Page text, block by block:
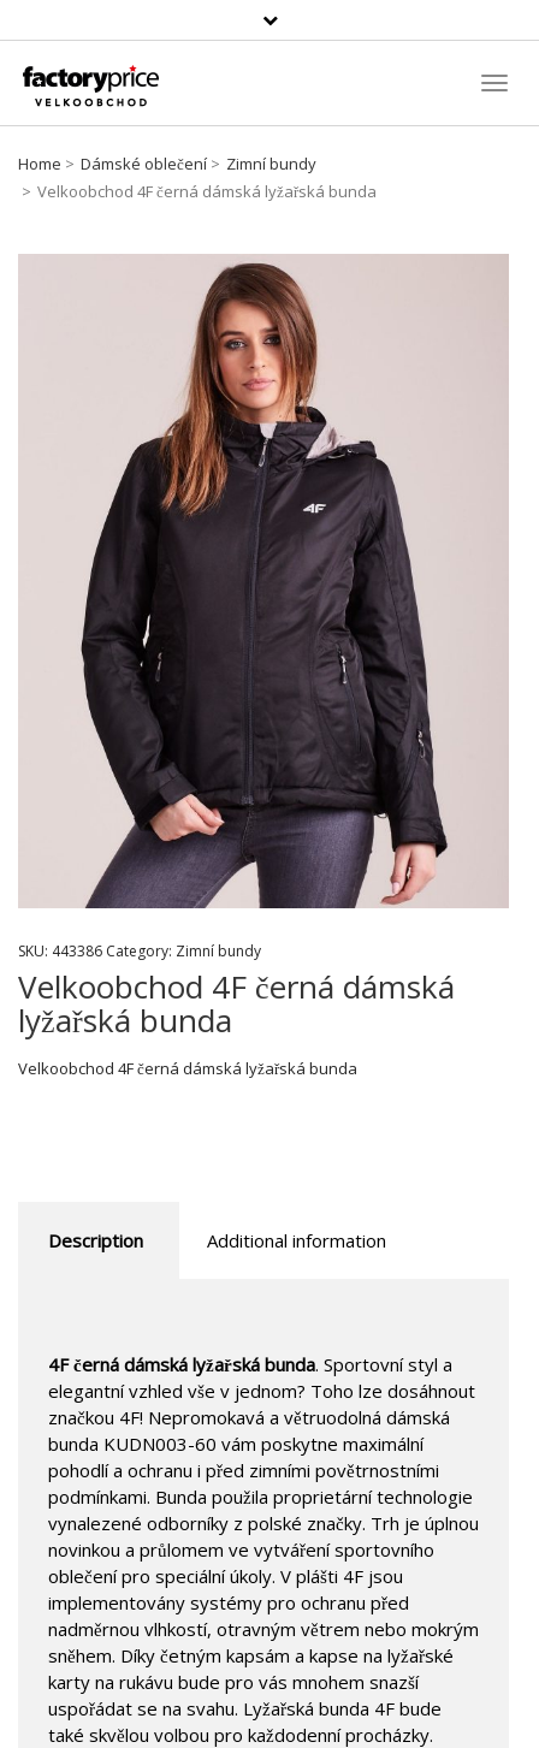
Vyhledávání
Home Dámské oblečení
Zimní bundy
Velkoobchod 4F černá dámská lyžařská bunda
SKU: 443386 Category: Zimní bundy
Velkoobchod 4F černá dámská
lyžařská bunda
Velkoobchod 4F černá dámská lyžařská bunda
Description Additional information
4F černá dámská lyžařská bunda. Sportovní styl a
elegantní vzhled vše v jednom? Toho lze dosáhnout
značkou 4F! Nepromokavá a větruodolná dámská
bunda KUDN003-60 vám poskytne maximální
pohodlí a ochranu i před zimními povětrnostními
podmínkami. Bunda použila proprietární technologie
vynalezené odborníky z polské značky. Trh je úplnou
novinkou a průlomem ve vytváření sportovního
oblečení pro speciální úkoly. V plášti 4F jsou
implementovány systémy pro ochranu před
nadměrnou vlhkostí, otravným větrem nebo mokrým
sněhem. Díky četným kapsám a kapse na lyžařské
karty na rukávu bude pro vás mnohem snazší
uspořádat se na svahu. Lyžařská bunda 4F bude
také skvělou volbou pro každodenní procházky.